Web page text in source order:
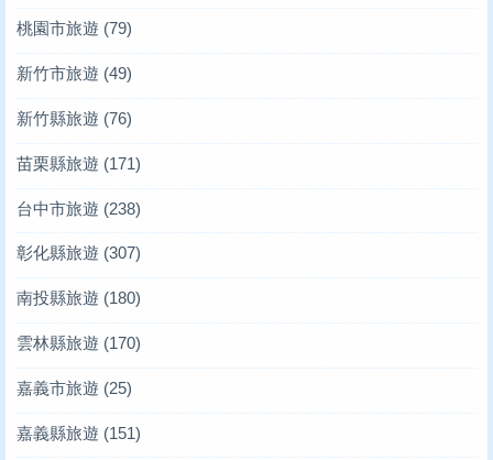
桃園市旅遊 (79)
新竹市旅遊 (49)
新竹縣旅遊 (76)
苗栗縣旅遊 (171)
台中市旅遊 (238)
彰化縣旅遊 (307)
南投縣旅遊 (180)
雲林縣旅遊 (170)
嘉義市旅遊 (25)
嘉義縣旅遊 (151)